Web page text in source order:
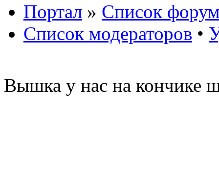
Портал » Список
Список модераторов •
Вышка у нас на кончике